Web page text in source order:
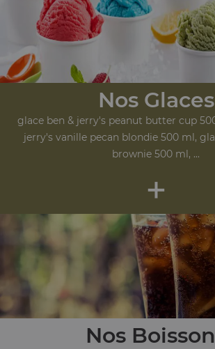
Nos Glaces
glace ben & jerry's peanut butter cup
jerry's vanille pecan blondie 500 ml,
brownie 500 ml, ...
+
Nos